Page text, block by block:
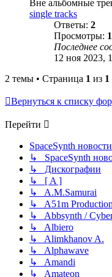
Вне альбомные
single tracks
Ответы: 2
Просмотры:
Последнее
12 ноя 2023,
2 темы • Страница 1 из 1
Вернуться к списку
Перейти
SpaceSynth
↳ SpaceSynth
↳ Дискографии
↳ [ A ]
↳ A.M.Samurai
↳ A51m
↳ Abbsynth /
↳ Albiero
↳ Alimkhanov A.
↳ Alphawave
↳ Amandi
↳ Amateon